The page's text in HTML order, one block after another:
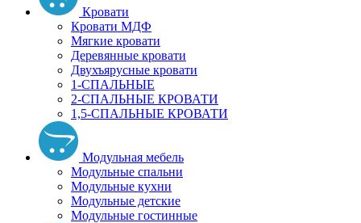
Кровати
Кровати МДФ
Мягкие кровати
Деревянные кровати
Двухъярусные кровати
1-СПАЛЬНЫЕ
2-СПАЛЬНЫЕ КРОВАТИ
1,5-СПАЛЬНЫЕ КРОВАТИ
Модульная мебель
Модульные спальни
Модульные кухни
Модульные детские
Модульные гостинные